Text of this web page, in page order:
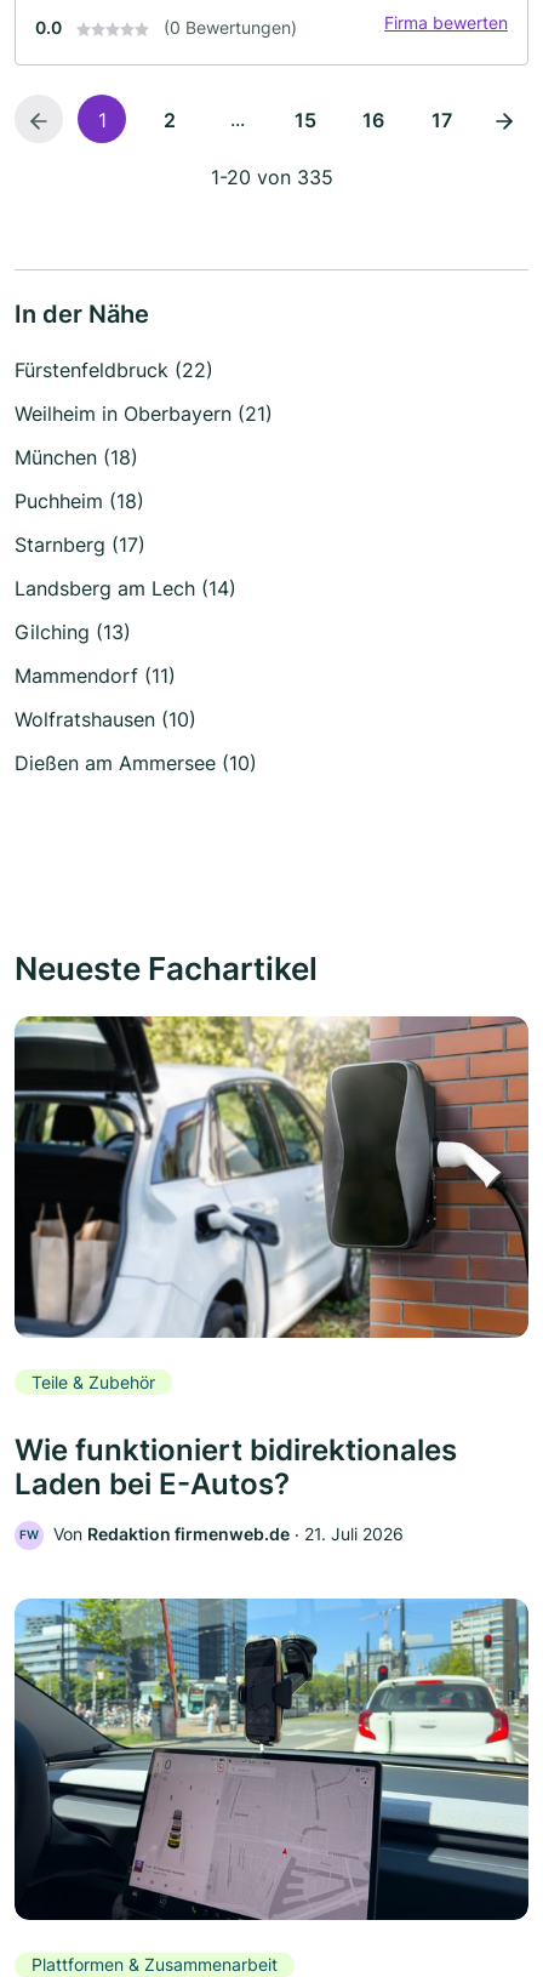
0.0 (0 Bewertungen) Firma bewerten
1 2 ... 15 16 17
1-20 von 335
In der Nähe
Fürstenfeldbruck (22)
Weilheim in Oberbayern (21)
München (18)
Puchheim (18)
Starnberg (17)
Landsberg am Lech (14)
Gilching (13)
Mammendorf (11)
Wolfratshausen (10)
Dießen am Ammersee (10)
Neueste Fachartikel
Teile & Zubehör
Wie funktioniert bidirektionales
Laden bei E-Autos?
FW Von Redaktion firmenweb.de ‧ 21. Juli 2026
Plattformen & Zusammenarbeit